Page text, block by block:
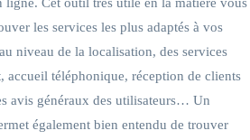
ligne. Cet outil très utile en la matière vous
les services les plus adaptés à vos
niveau de la localisation, des services
accueil téléphonique, réception de clients
avis généraux des utilisateurs… Un
également bien entendu de trouver